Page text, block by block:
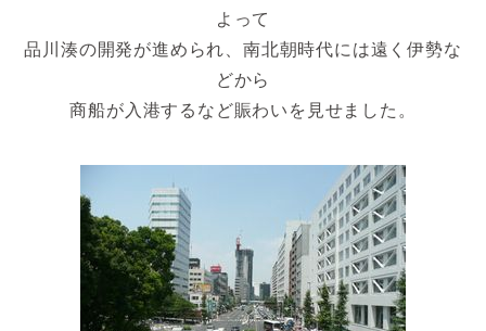
よって
品川湊の開発が進められ、南北朝時代には遠く伊勢な
どから
商船が 入港するなど賑わいを見せました。